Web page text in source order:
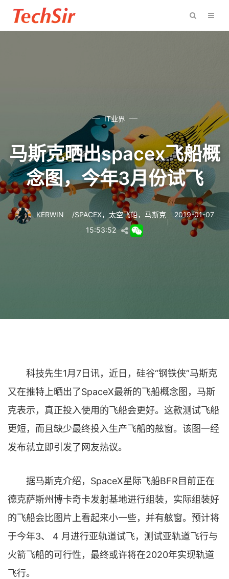
IT业界
马斯克晒出spacex飞船概
念图，今年3月份试飞
KERWIN /SPACEX， 太空飞船， 马斯克
2019-01-07
15:53:52
科技先生1月7日讯，近日，硅谷“钢铁侠”马斯克
又在推特上晒出了SpaceX最新的飞船概念图，马斯
克表示，真正投入使用的飞船会更好。这款测试飞船
更短，而且缺少最终投入生产飞船的舷窗。该图一经
发布就立即引发了网友热议。
据马斯克介绍，SpaceX星际飞船BFR目前正在
德克萨斯州博卡奇卡发射基地进行组装，实际组装好
的飞船会比图片上看起来小一些，并有舷窗。预计将
于今年3、 4 月进行亚轨道试飞，测试亚轨道飞行与
火箭飞船的可行性，最终或许将在2020年实现轨道
飞行。